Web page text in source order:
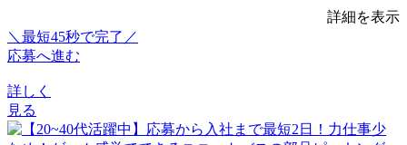
詳細を表示
＼最短45秒で完了／
応募へ進む
詳しく
見る